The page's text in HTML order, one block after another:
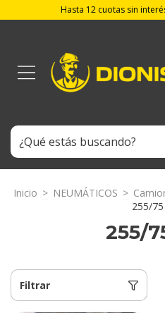
Hasta 12 cuotas sin
Inicio > NEUMÁTICOS >
255/
255/
Filtrar